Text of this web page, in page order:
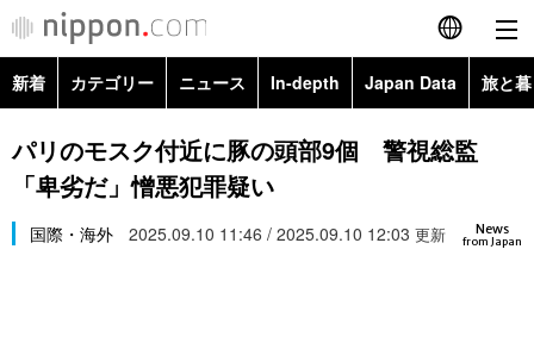
English
简体字
カテゴリー
新着 カテゴリー ニュース In-depth Japan Data 旅と
政治・外交
経済・ビジネス
Topics
パリのモスク付近に豚の頭部9個 警視総監
「卑劣だ」憎悪犯罪疑い
News
from Japan
国際・海外 2025.09.10 11:46 / 2025.09.10 12:03 更新